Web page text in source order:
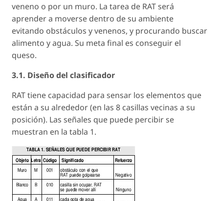
veneno o por un muro. La tarea de RAT será
aprender a moverse dentro de su ambiente
evitando obstáculos y venenos, y procurando buscar
alimento y agua. Su meta final es conseguir el
queso.
3.1. Diseño del clasificador
RAT tiene capacidad para sensar los elementos que
están a su alrededor (en las 8 casillas vecinas a su
posición). Las señales que puede percibir se
muestran en la tabla 1.